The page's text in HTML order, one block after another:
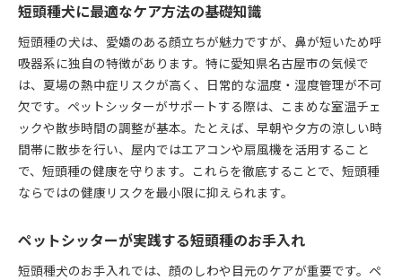
短頭種犬に最適なケア方法の基礎知識
短頭種の犬は、愛嬌のある顔立ちが魅力ですが、鼻が短いため呼
吸器系に独自の特徴があります。特に愛知県名古屋市の気候で
は、夏場の熱中症リスクが高く、日常的な温度・湿度管理が不可
欠です。ペットシッターがサポートする際は、こまめな室温チェ
ックや散歩時間の調整が基本。たとえば、早朝や夕方の涼しい時
間帯に散歩を行い、屋内ではエアコンや扇風機を活用すること
で、短頭種の健康を守ります。これらを徹底することで、短頭種
ならではの健康リスクを最小限に抑えられます。
ペットシッターが実践する短頭種のお手入れ
短頭種犬のお手入れでは、顔のしわや目元のケアが重要です。ペ